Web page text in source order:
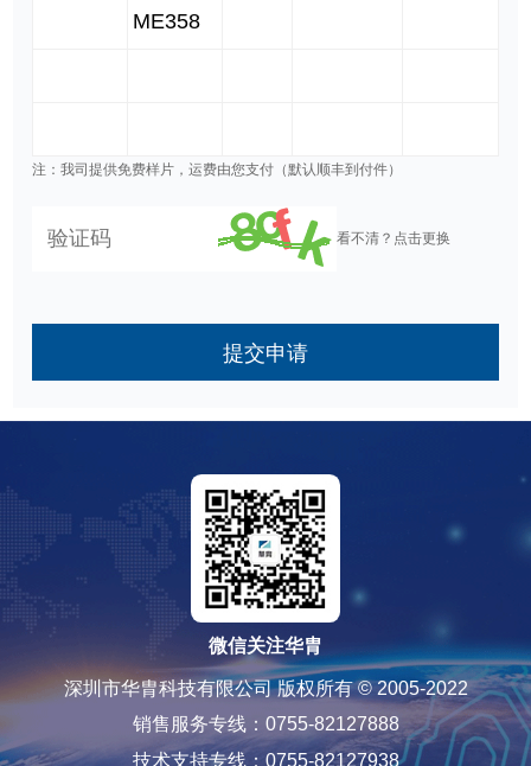
注：我司提供免费样片，运费由您支付（默认顺丰到付件）
看不清？点击更换
提交申请
微信关注华胄
深圳市华胄科技有限公司 版权所有 © 2005-2022
销售服务专线：0755-82127888
技术支持专线：0755-82127938